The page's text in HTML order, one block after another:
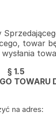
towar
§ 1.5
TOWARU
na adres: